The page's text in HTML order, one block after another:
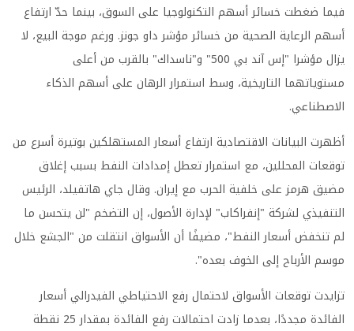
فيما ضغطت خسائر أسهم التكنولوجيا على السوق، بينما حدّ ارتفاع
أسهم الرعاية الصحية من خسائر مؤشر داو جونز. ورغم موجة البيع، لا
يزال مؤشرا "إس آند بي 500" و"ناسداك" بالقرب من أعلى
مستوياتهما التاريخية، وسط استمرار الرهان على أسهم الذكاء
الاصطناعي.
أظهرت البيانات الاقتصادية ارتفاع أسعار المستهلكين بوتيرة أسرع من
توقعات المحللين، مع استمرار تعطل إمدادات النفط بسبب إغلاق
مضيق هرمز على خلفية الحرب مع إيران. وقال جاي هاتفيلد، الرئيس
التنفيذي لشركة "إنفراكاب" لإدارة الأصول، إن التضخم "لن يتحسن ما
لم تنخفض أسعار النفط"، مضيفًا أن الأسواق انتقلت من "الجشع خلال
موسم الأرباح إلى الخوف بعده".
تزايدت توقعات الأسواق لاحتمال رفع الاحتياطي الفيدرالي أسعار
الفائدة مجددًا، بعدما زادت احتمالات رفع الفائدة بمقدار 25 نقطة